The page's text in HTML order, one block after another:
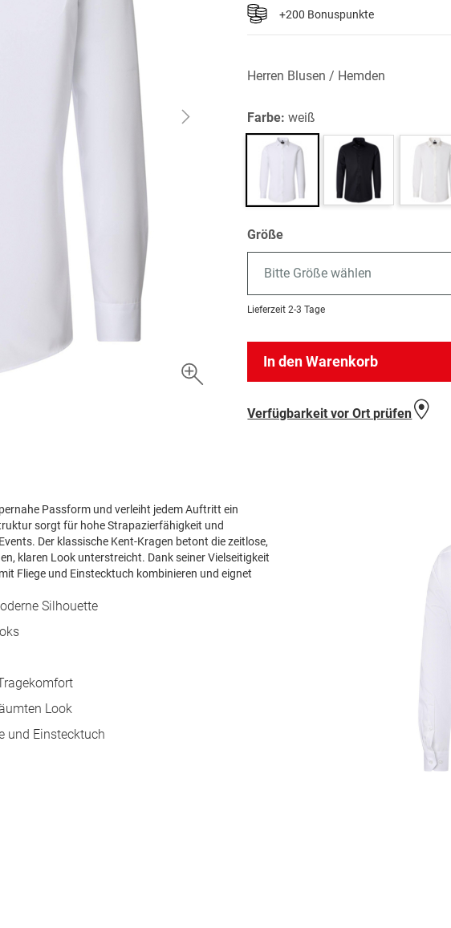
+200 Bonuspunkte
Herren Blusen / Hemden
Farbe:weiß
Größe
Bitte Größe wählen
Lieferzeit 2-3 Tage
In den Warenkorb
Verfügbarkeit vor Ort prüfen
Passform und verleiht jedem Auftritt ein
sorgt für hohe Strapazierfähigkeit und
Der klassische Kent-Kragen betont die zeitlose,
klaren Look unterstreicht. Dank seiner Vielseitigkeit
Fliege und Einstecktuch kombinieren und eignet
Silhouette
Look
und Einstecktuch